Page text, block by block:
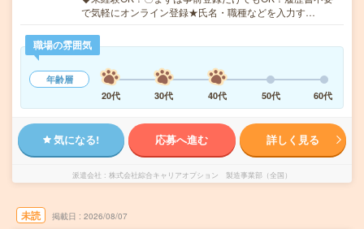
で気軽にオンライン登録★氏名・職種などを入力す…
職場の雰囲気
年齢層
20代
30代 40代 50代 60代
気になる! 応募へ進む 詳しく見る
派遣会社 株式会社綜合キャリアオプション 製造事業部（全国）
未読 掲載日 2026/08/07